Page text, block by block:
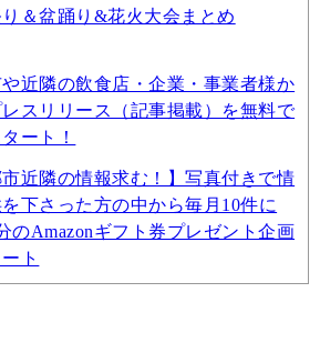
り＆盆踊り&花火大会まとめ
近隣の飲食店・企業・事業者様か
レスリリース（記事掲載）を無料で
ート！
市近隣の情報求む！】写真付きで情
下さった方の中から毎月10件に
のAmazonギフト券プレゼント企画
ト